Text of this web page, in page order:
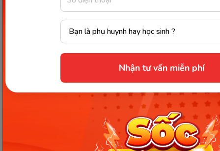
Nhận tư vấn miễn phí
chuyên cho việc cải thiện chiều cao cho trẻ một
cách vượt trội, phù hợp với độ tuổi của trẻ. Hiện nay,
Nutrient Kao là một trong những lựa chọn hàng
đầu được nhiều chuyên gia khuyến nghị giúp bé
tăng trưởng chiều cao và triển khỏe mạnh